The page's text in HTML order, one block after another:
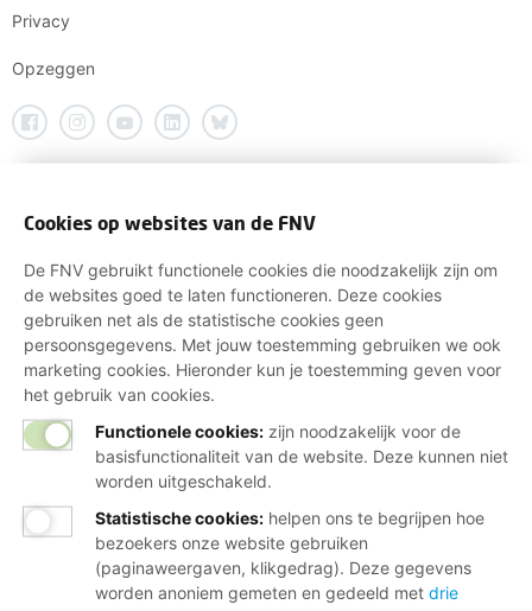
Privacy
Opzeggen
Cookies op websites van de FNV
De FNV gebruikt functionele cookies die noodzakelijk zijn om
de websites goed te laten functioneren. Deze cookies
gebruiken net als de statistische cookies geen
persoonsgegevens. Met jouw toestemming gebruiken we ook
marketing cookies. Hieronder kun je toestemming geven voor
het gebruik van cookies.
Functionele cookies: zijn noodzakelijk voor de
basisfunctionaliteit van de website. Deze kunnen niet
worden uitgeschakeld.
Statistische cookies: helpen ons te begrijpen hoe
bezoekers onze website gebruiken
(paginaweergaven, klikgedrag). Deze gegevens
worden anoniem gemeten en gedeeld met drie